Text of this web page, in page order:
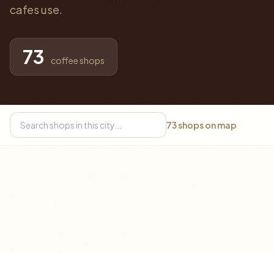
cafes use.
73 coffee shops
73shops on map